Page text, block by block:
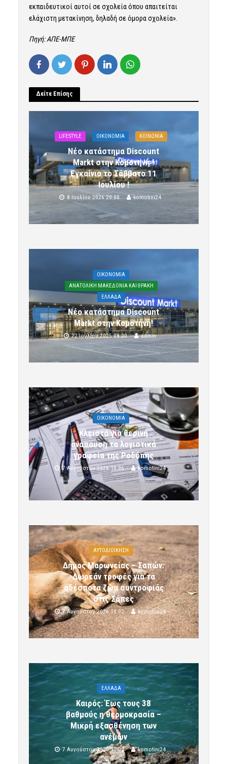
εκπαιδευτικοί αυτοί σε σχολεία όπου απαιτείται
ελάχιστη μετακίνηση, δηλαδή σε όμορα σχολεία».
Πηγή: ΑΠΕ-ΜΠΕ
Δείτε Επίσης
LIFESTYLE OIKONOMIA ΚΟΙΝΩΝΙΑ
Νέο κατάστημα Discount
Markt στην Κομοτηνή !
Εγκαίνια το Σάββατο 11
Ιουλίου !
8 Ιουλίου 2026 20:00 komotini24
OIKONOMIA
ΑΝΑΤΟΛΙΚΗ ΜΑΚΕΔΟΝΙΑ ΚΑΙ ΘΡΑΚΗ
ΕΛΛΑΔΑ
Νέο κατάστημα Discount
Markt στην Κομοτηνή!
22 Ιουλίου 2025 08:20 admin
OIKONOMIA
Κλειστά για θερινή
ανάπαυση τα λογιστικά
γραφεία της Ροδόπης
7 Αυγούστου 2026 10:06 komotini24
ΑΥΤΟΔΙΟΙΚΗΣΗ
Δήμος Μαρωνείας – Σαπών:
Δωρεάν τροφές για τα
αδέσποτα ζώα συντροφιάς
στις Σάπες
7 Αυγούστου 2026 10:02 komotini24
ΕΛΛΑΔΑ
Καιρός: Έως τους 38
βαθμούς η θερμοκρασία –
Μικρή εξασθένηση των
ανέμων
7 Αυγούστου 2026 10:00 komotini24